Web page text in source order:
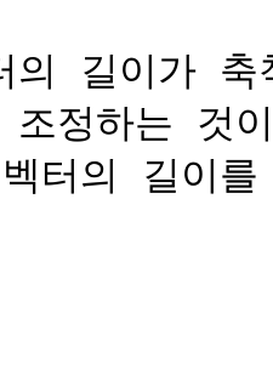
의 길이가 축
조정하는 것
터의 길이